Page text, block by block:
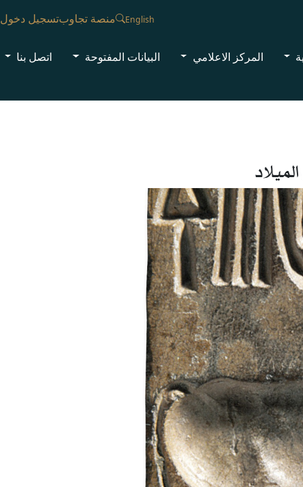
English منصة تجاوبتسجيل دخول
المركز الاعلامي البيانات المفتوحة اتصل بنا